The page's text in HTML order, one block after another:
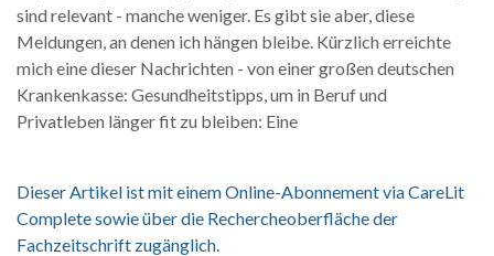
sind relevant - manche weniger. Es gibt sie aber, diese
Meldungen, an denen ich hängen bleibe. Kürzlich erreichte
mich eine dieser Nachrichten - von einer großen deutschen
Krankenkasse: Gesundheitstipps, um in Beruf und
Privatleben länger fit zu bleiben: Eine
Dieser Artikel ist mit einem Online-Abonnement via CareLit
Complete sowie über die Rechercheoberfläche der
Fachzeitschrift zugänglich.